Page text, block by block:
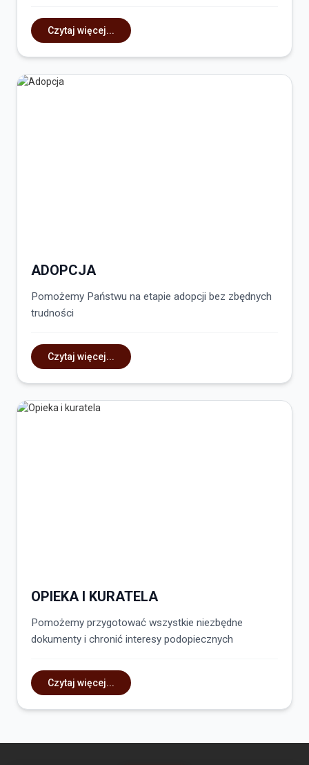
Czytaj więcej...
ADOPCJA
Pomożemy Państwu na etapie adopcji bez zbędnych
trudności
Czytaj więcej...
OPIEKA I KURATELA
Pomożemy przygotować wszystkie niezbędne
dokumenty i chronić interesy podopiecznych
Czytaj więcej...